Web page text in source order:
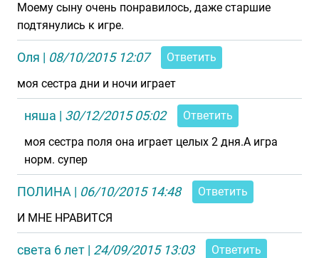
Моему сыну очень понравилось, даже старшие
подтянулись к игре.
Оля | 08/10/2015 12:07
Ответить
моя сестра дни и ночи играет
няша | 30/12/2015 05:02
Ответить
моя сестра поля она играет целых 2 дня.А игра
норм. супер
ПОЛИНА | 06/10/2015 14:48
Ответить
И МНЕ НРАВИТСЯ
света 6 лет | 24/09/2015 13:03
Ответить